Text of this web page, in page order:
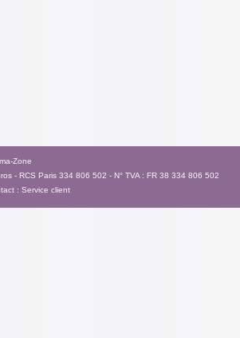
Zone
- RCS Paris 334 806 502 - N° TVA : FR 38 334 806 502
: Service client